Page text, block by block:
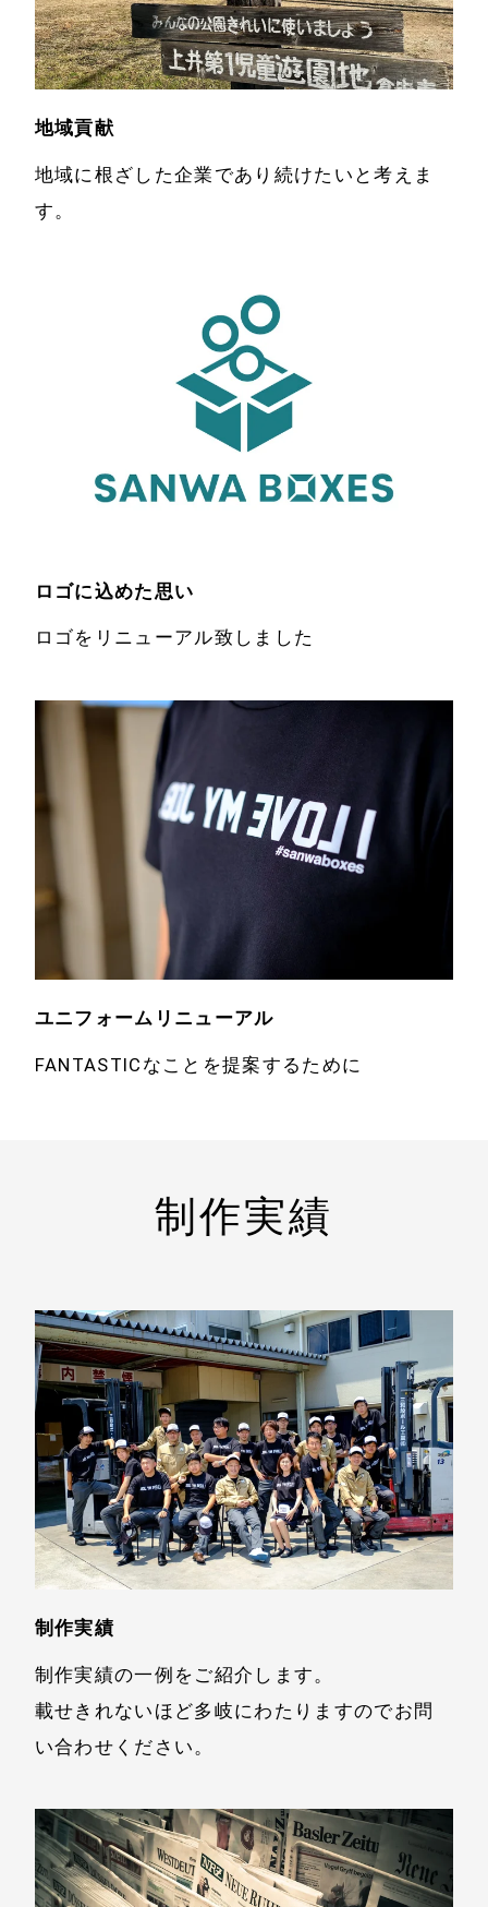
地域貢献
地域に根ざした企業であり続けたいと考えま
す。
ロゴに込めた思い
ロゴをリニューアル致しました
ユニフォームリニューアル
FANTASTICなことを提案するために
制作実績
制作実績
制作実績の一例をご紹介します。
載せきれないほど多岐にわたりますのでお問
い合わせください。